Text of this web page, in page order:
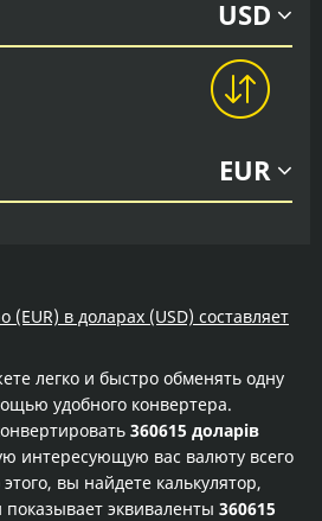
USD
EUR
(EUR) в доларах (USD) составляет
легко и быстро обменять одну
удобного конвертера.
360615 доларів
интересующую вас валюту всего
вы найдете калькулятор,
эквиваленты 360615